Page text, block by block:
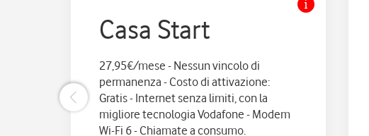
Casa Start
27,95€/mese - Nessun vincolo di
permanenza - Costo di attivazione:
Gratis - Internet senza limiti, con la
migliore tecnologia Vodafone - Modem
Wi-Fi 6 - Chiamate a consumo.